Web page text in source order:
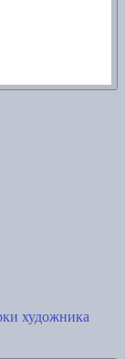
художника